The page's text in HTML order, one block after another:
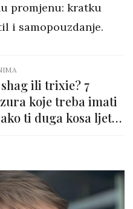
promjenu: kratku
i samopouzdanje.
ili trixie? 7
koje treba imati
ti duga kosa ljeti